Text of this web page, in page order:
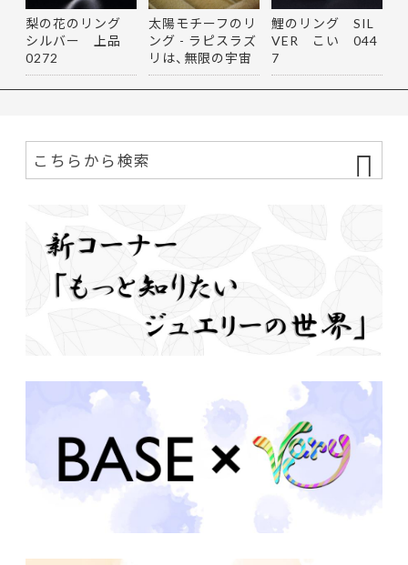
梨の花のリング
シルバー 上品
0272
太陽モチーフのリ
ング - ラピスラズ
リは、無限の宇宙
を思…
鯉のリング SIL
VER こい 044
7